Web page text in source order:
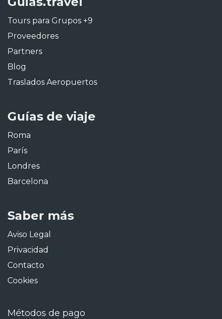
Tours para Grupos +9
Proveedores
Partners
Blog
Traslados Aeropuertos
Guías de viaje
Roma
París
Londres
Barcelona
Saber más
Aviso Legal
Privacidad
Contacto
Cookies
Métodos de pago